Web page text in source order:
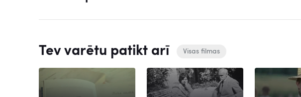
Tev varētu patikt arī Visas filmas